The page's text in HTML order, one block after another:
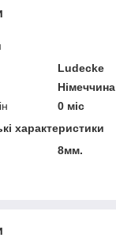
Ludecke
Німеччина
0 міс
характеристики
8мм.